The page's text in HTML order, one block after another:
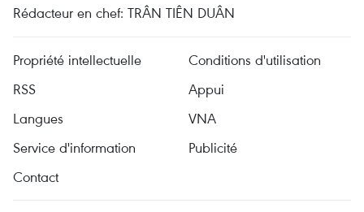
Rédacteur en chef: TRÂN TIÊN DUÂN
Propriété intellectuelle
Conditions d'utilisation
RSS
Appui
Langues
VNA
Service d'information
Publicité
Contact